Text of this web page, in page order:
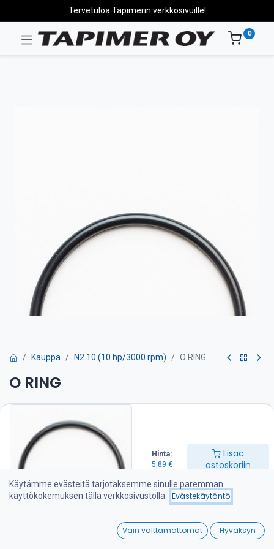
Hinta:
5,89 €
Lisää
ostoskoriin
Wishlist
Tervetuloa Tapimerin verkkosivuille!
0
Kauppa N2.10 (10 hp/3000 rpm) O RING
O RING
Lämmönvaihdin on puhdistettava huolto-ohjeen mukaan.
Tarvitset näitä o-renkaita 4 kpl.
5,89€
Lisää ostoskoriin
Käytämme evästeitä tarjotaksemme sinulle paremman
käyttökokemuksen tällä verkkosivustolla.
Evästekäytäntö
Vain välttämättömät Hyväksyn